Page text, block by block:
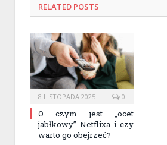
RELATED POSTS
8 LISTOPADA 2025 0
O czym jest „ocet
jabłkowy” Netflixa i czy
warto go obejrzeć?